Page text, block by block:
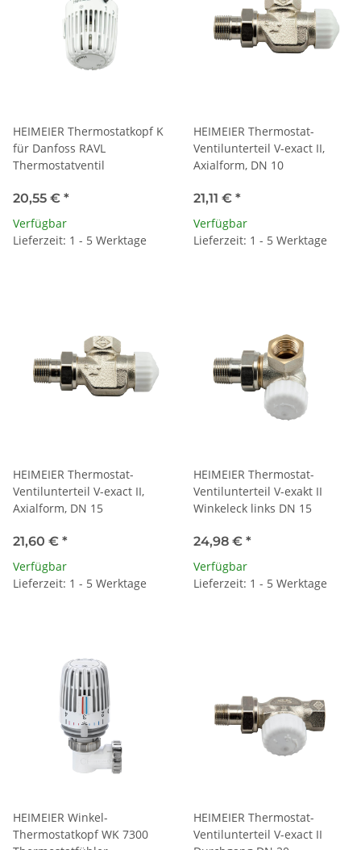
HEIMEIER Thermostatkopf K
für Danfoss RAVL
Thermostatventil
20,55 € *
Verfügbar
Lieferzeit: 1 - 5 Werktage
HEIMEIER Thermostat-
Ventilunterteil V-exact II,
Axialform, DN 10
21,11 € *
Verfügbar
Lieferzeit: 1 - 5 Werktage
HEIMEIER Thermostat-
Ventilunterteil V-exact II,
Axialform, DN 15
21,60 € *
Verfügbar
Lieferzeit: 1 - 5 Werktage
HEIMEIER Thermostat-
Ventilunterteil V-exakt II
Winkeleck links DN 15
24,98 € *
Verfügbar
Lieferzeit: 1 - 5 Werktage
HEIMEIER Winkel-
Thermostatkopf WK 7300
HEIMEIER Thermostat-
Ventilunterteil V-exact II